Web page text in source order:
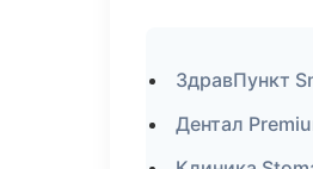
ЗдравПункт
Дентал